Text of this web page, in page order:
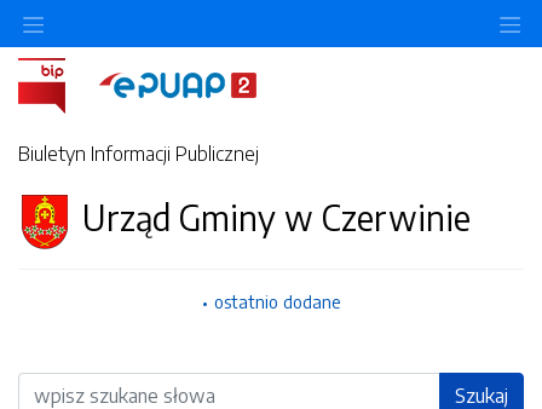
Biuletyn Informacji Publicznej
Urząd Gminy w Czerwinie
ostatnio dodane
Wyszukiwarka Szukaj